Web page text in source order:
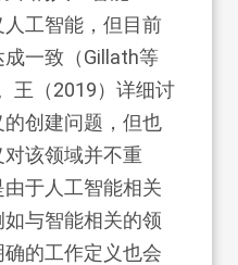
工智能，但目前
一致（Gillath等
王（2019）详细讨
创建问题，但也
该领域并不重
于人工智能相关
与智能相关的领
的工作定义也会